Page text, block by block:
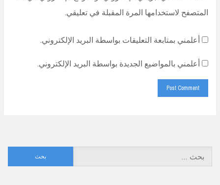
المتصفح لاستخدامها المرة المقبلة في تعليقي.
أعلمني بمتابعة التعليقات بواسطة البريد الإلكتروني.
أعلمني بالمواضيع الجديدة بواسطة البريد الإلكتروني.
عن: